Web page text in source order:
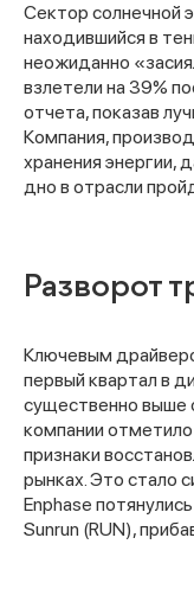
Сектор солнечной
находившийся в
неожиданно
взлетели на 39%
отчета, показав
Компания,
хранения энергии,
дно в отрасли
Разворот
Ключевым
первый квартал в
существенно выше
компании
признаки
рынках. Это стало
Enphase
Sunrun (RUN),